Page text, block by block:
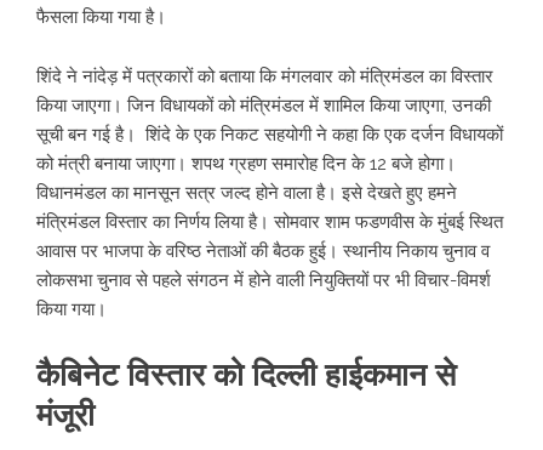
फैसला किया गया है।
शिंदे ने नांदेड़ में पत्रकारों को बताया कि मंगलवार को मंत्रिमंडल का विस्तार
किया जाएगा। जिन विधायकों को मंत्रिमंडल में शामिल किया जाएगा, उनकी
सूची बन गई है। शिंदे के एक निकट सहयोगी ने कहा कि एक दर्जन विधायकों
को मंत्री बनाया जाएगा। शपथ ग्रहण समारोह दिन के 12 बजे होगा।
विधानमंडल का मानसून सत्र जल्द होने वाला है। इसे देखते हुए हमने
मंत्रिमंडल विस्तार का निर्णय लिया है। सोमवार शाम फडणवीस के मुंबई स्थित
आवास पर भाजपा के वरिष्ठ नेताओं की बैठक हुई। स्थानीय निकाय चुनाव व
लोकसभा चुनाव से पहले संगठन में होने वाली नियुक्तियों पर भी विचार-विमर्श
किया गया।
कैबिनेट विस्तार को दिल्ली हाईकमान से
मंजूरी